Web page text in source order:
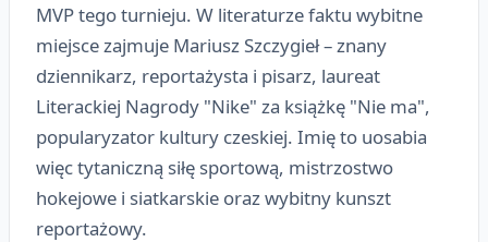
MVP tego turnieju. W literaturze faktu wybitne
miejsce zajmuje Mariusz Szczygieł – znany
dziennikarz, reportażysta i pisarz, laureat
Literackiej Nagrody "Nike" za książkę "Nie ma",
popularyzator kultury czeskiej. Imię to uosabia
więc tytaniczną siłę sportową, mistrzostwo
hokejowe i siatkarskie oraz wybitny kunszt
reportażowy.